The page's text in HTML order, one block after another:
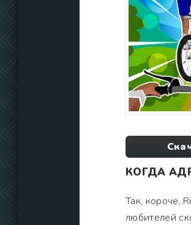
КОГДА
Так, короче,
любителей